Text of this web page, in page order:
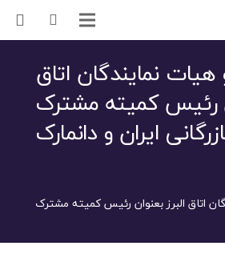
نمایندگان اتاق
رئیس کمیته مشترک
ایران و دانمارک
اتاق البرز بعنوان رئیس کمیته مشترک